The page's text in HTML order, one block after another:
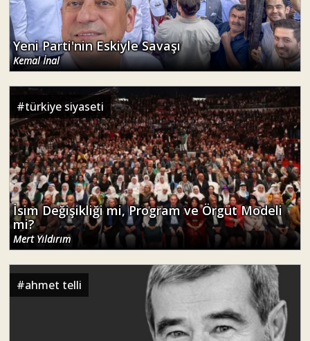
Yeni Parti'nin Eskiyle Savaşı
Kemal İnal
#türkiye siyaseti
İsim Değişikliği mi, Program ve Örgüt Modeli
mi?
Mert Yıldırım
#ahmet telli